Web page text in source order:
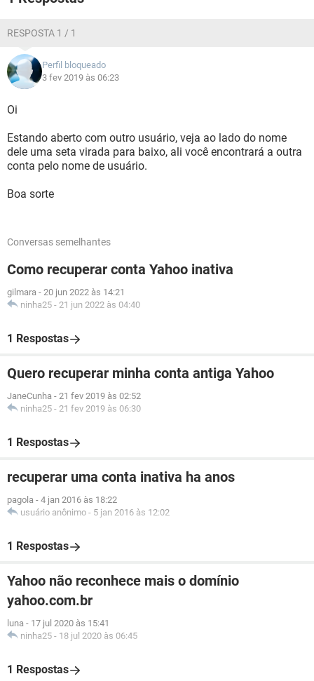
RESPOSTA 1 / 1
Perfil bloqueado
3 fev 2019 às 06:23
Oi
Estando aberto com outro usuário, veja ao lado do nome
dele uma seta virada para baixo, ali você encontrará a outra
conta pelo nome de usuário.
Boa sorte
Conversas semelhantes
Como recuperar conta Yahoo inativa
gilmara - 20 jun 2022 às 14:21
ninha25 - 21 jun 2022 às 04:40
1 Respostas
Quero recuperar minha conta antiga Yahoo
JaneCunha - 21 fev 2019 às 02:52
ninha25 - 21 fev 2019 às 06:30
1 Respostas
recuperar uma conta inativa ha anos
pagola - 4 jan 2016 às 18:22
usuário anônimo - 5 jan 2016 às 12:02
1 Respostas
Yahoo não reconhece mais o domínio
yahoo.com.br
luna - 17 jul 2020 às 15:41
ninha25 - 18 jul 2020 às 06:45
1 Respostas